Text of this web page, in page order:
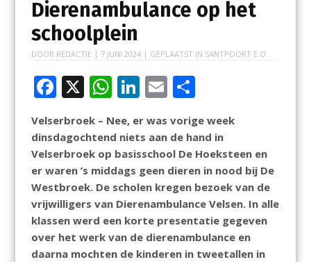
Dierenambulance op het
schoolplein
DOOR REDACTIE | 7 JUNI 2024| GEPLAATST IN SANTPOORT E.O.
F
ac
e
b
o
o
k
X W
at
s
A
p
p
Li
k
e
dI
n
E
ai
l
D
e
n
Velserbroek – Nee, er was vorige week
dinsdagochtend niets aan de hand in
Velserbroek op basisschool De Hoeksteen en
er waren ’s middags geen dieren in nood bij De
Westbroek. De scholen kregen bezoek van de
vrijwilligers van Dierenambulance Velsen. In alle
klassen werd een korte presentatie gegeven
over het werk van de dierenambulance en
daarna mochten de kinderen in tweetallen in